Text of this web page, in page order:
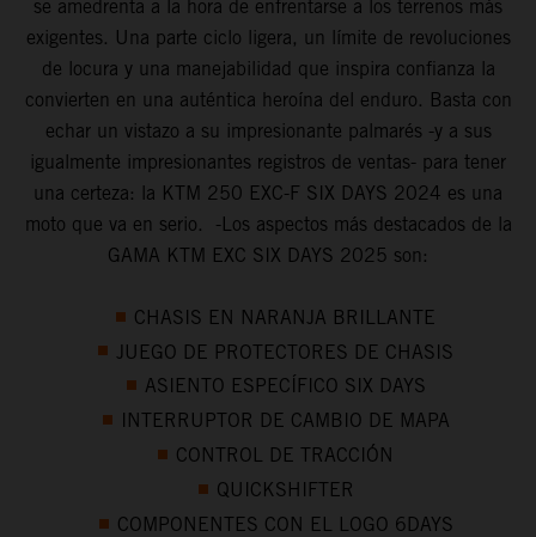
se amedrenta a la hora de enfrentarse a los terrenos más
exigentes. Una parte ciclo ligera, un límite de revoluciones
de locura y una manejabilidad que inspira confianza la
convierten en una auténtica heroína del enduro. Basta con
echar un vistazo a su impresionante palmarés -y a sus
igualmente impresionantes registros de ventas- para tener
una certeza: la KTM 250 EXC-F SIX DAYS 2024 es una
moto que va en serio. -Los aspectos más destacados de la
GAMA KTM EXC SIX DAYS 2025 son:
CHASIS EN NARANJA BRILLANTE
JUEGO DE PROTECTORES DE CHASIS
ASIENTO ESPECÍFICO SIX DAYS
INTERRUPTOR DE CAMBIO DE MAPA
CONTROL DE TRACCIÓN
QUICKSHIFTER
COMPONENTES CON EL LOGO 6DAYS